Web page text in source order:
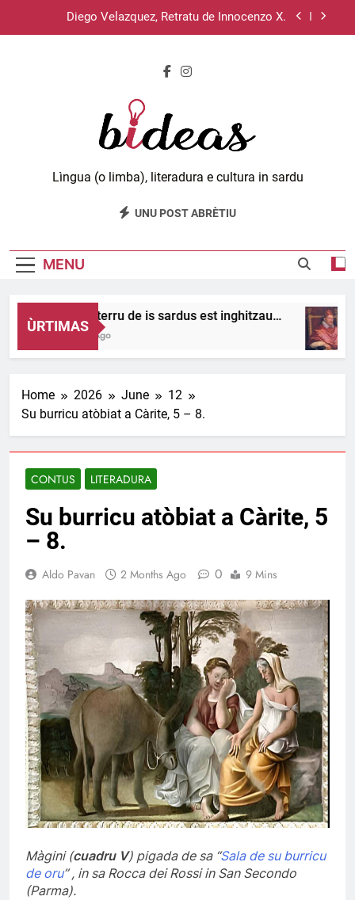
Su sistema operativu Haiku.
Lùciu passat de unu meri a s’àteru, 11 e 12.
Su disterru de is sardus est inghitzau…
Diego Velazquez, Retratu de Innocenzo X.
Su sistema operativu Haiku.
Lùciu passat de unu meri a s’àteru, 11 e 12.
Bideas.org
Lìngua (o limba), literadura e cultura in sardu
UNU POST ABRÈTIU
MENU
ÙRTIMAS
Su disterru de is sardus est inghitzau…
2 Days Ago
Home 2026 June
12
Su burricu atòbiat a Càrite, 5 – 8.
CONTUS LITERADURA
Su burricu atòbiat a Càrite, 5
– 8.
Aldo Pavan 2 Months Ago 0 9 Mins
Màgini (cuadru V) pigada de sa “Sala de su burricu
de oru” , in sa Rocca dei Rossi in San Secondo
(Parma).